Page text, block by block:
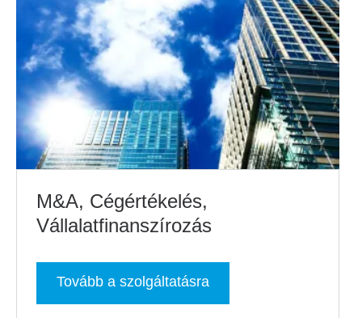
M&A, Cégértékelés,
Vállalatfinanszírozás
Tovább a szolgáltatásra